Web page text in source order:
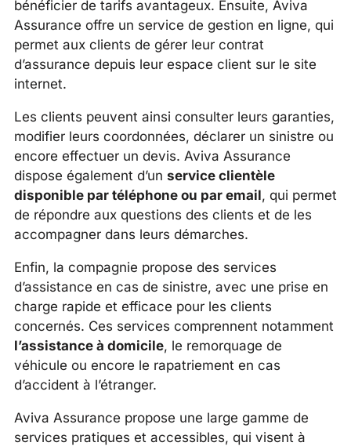
bénéficier de tarifs avantageux. Ensuite, Aviva
Assurance offre un service de gestion en ligne, qui
permet aux clients de gérer leur contrat
d’assurance depuis leur espace client sur le site
internet.
Les clients peuvent ainsi consulter leurs garanties,
modifier leurs coordonnées, déclarer un sinistre ou
encore effectuer un devis. Aviva Assurance
dispose également d’un service clientèle
disponible par téléphone ou par email, qui permet
de répondre aux questions des clients et de les
accompagner dans leurs démarches.
Enfin, la compagnie propose des services
d’assistance en cas de sinistre, avec une prise en
charge rapide et efficace pour les clients
concernés. Ces services comprennent notamment
l’assistance à domicile, le remorquage de
véhicule ou encore le rapatriement en cas
d’accident à l’étranger.
Aviva Assurance propose une large gamme de
services pratiques et accessibles, qui visent à